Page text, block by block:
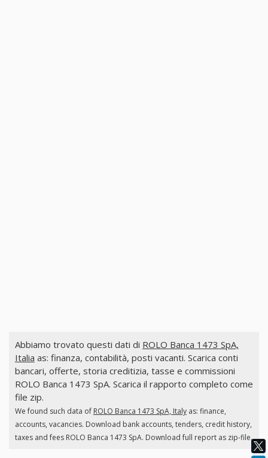
Abbiamo trovato questi dati di ROLO Banca 1473 SpA,
Italia as: finanza, contabilità, posti vacanti. Scarica conti
bancari, offerte, storia creditizia, tasse e commissioni
ROLO Banca 1473 SpA. Scarica il rapporto completo come
file zip.
We found such data of ROLO Banca 1473 SpA, Italyas: finance,
accounts, vacancies. Download bank accounts, tenders, credit history,
taxes and fees ROLO Banca 1473 SpA. Download full report as zip-file.